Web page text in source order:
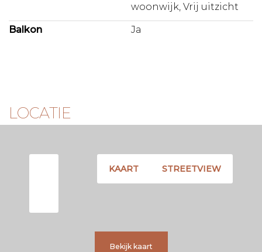
woonwijk, Vrij uitzicht
Balkon Ja
LOCATIE
Bekijk kaart
KAART STREETVIEW